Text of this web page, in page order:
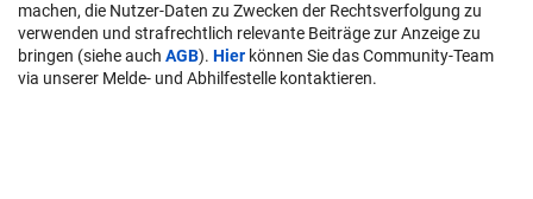
machen, die Nutzer-Daten zu Zwecken der Rechtsverfolgung zu
verwenden und strafrechtlich relevante Beiträge zur Anzeige zu
bringen (siehe auch AGB). Hier können Sie das Community-Team
via unserer Melde- und Abhilfestelle kontaktieren.